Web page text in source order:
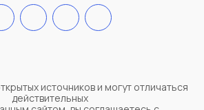
источников и могут отличаться
действительных